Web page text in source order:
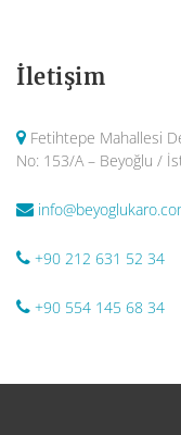
İletişim
Fetihtepe Mahallesi
No: 153/A – Beyoğlu /
+90 212 631 52 34
+90 554 145 68 34